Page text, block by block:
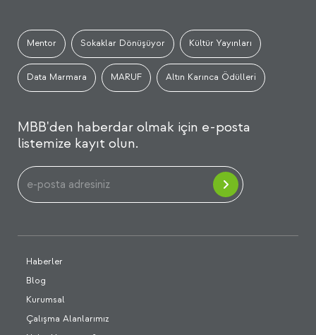
Mentor Sokaklar Dönüşüyor Kültür Yayınları
Data Marmara MARUF Altın Karınca Ödülleri
MBB'den haberdar olmak için e-posta
listemize kayıt olun.
Haberler
Blog
Kurumsal
Çalışma Alanlarımız